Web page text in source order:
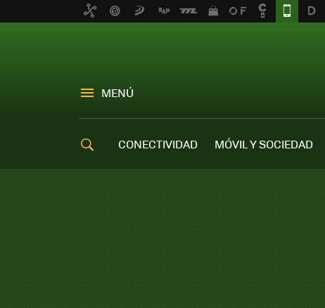
MENÚ
CONECTIVIDAD MÓVIL Y SOCIEDAD